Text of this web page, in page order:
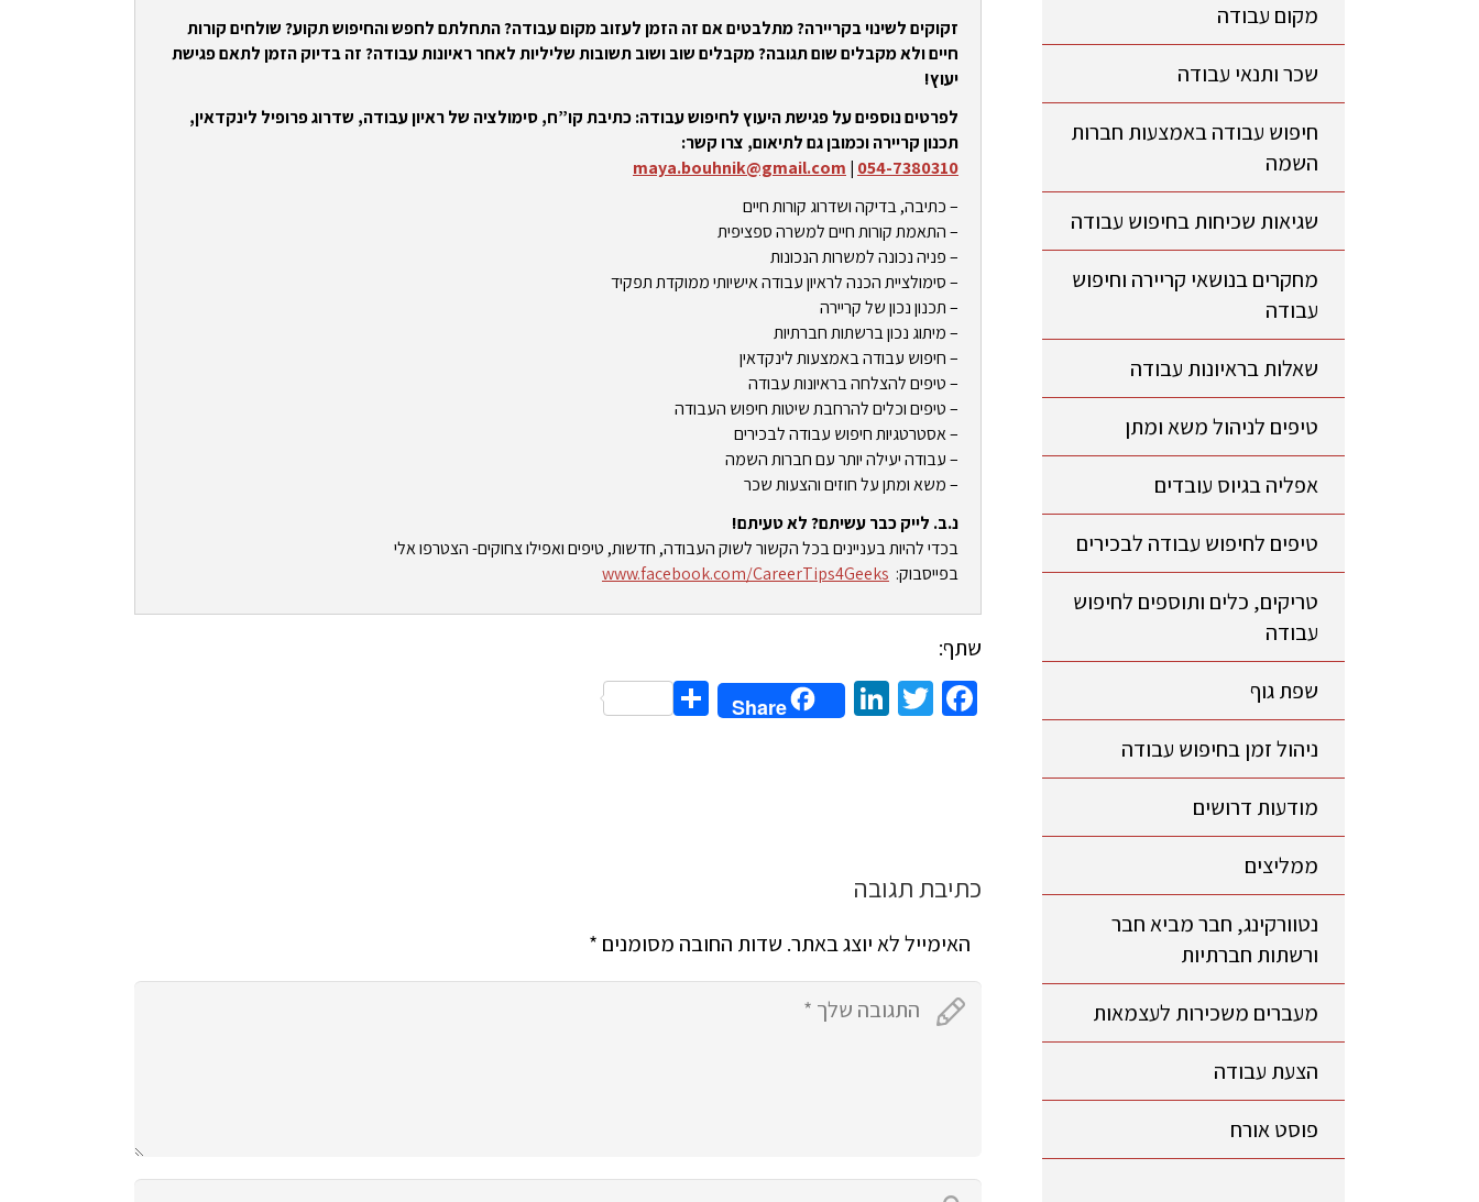
זקוקים לשינוי בקריירה? מתלבטים אם זה הזמן לעזוב מקום עבודה? התחלתם לחפש והחיפוש תקוע? שולחים קורות
חיים ולא מקבלים שום תגובה? מקבלים שוב ושוב תשובות שליליות לאחר ראיונות עבודה? זה בדיוק הזמן לתאם פגישת
יעוץ!
לפרטים נוספים על פגישת היעוץ לחיפוש עבודה: כתיבת קו”ח, סימולציה של ראיון עבודה, שדרוג פרופיל לינקדאין,
תכנון קריירה וכמובן גם לתיאום, צרו קשר:
054-7380310
|
maya.bouhnik@gmail.com
– כתיבה, בדיקה ושדרוג קורות חיים
– התאמת קורות חיים למשרה ספציפית
– פניה נכונה למשרות הנכונות
– סימולציית הכנה לראיון עבודה אישיותי ממוקדת תפקיד
– תכנון נכון של קריירה
– מיתוג נכון ברשתות חברתיות
– חיפוש עבודה באמצעות לינקדאין
– טיפים להצלחה בראיונות עבודה
– טיפים וכלים להרחבת שיטות חיפוש העבודה
– אסטרטגיות חיפוש עבודה לבכירים
– עבודה יעילה יותר עם חברות השמה
– משא ומתן על חוזים והצעות שכר
נ.ב. לייק כבר עשיתם? לא טעיתם!
בכדי להיות בעניינים בכל הקשור לשוק העבודה, חדשות, טיפים ואפילו צחוקים- הצטרפו אלי
בפייסבוק: www.facebook.com/CareerTips4Geeks
שתף:
Facebook
Twitter
LinkedIn
Share
Share
כתיבת תגובה
האימייל לא יוצג באתר. שדות החובה מסומנים *
מקום עבודה
שכר ותנאי עבודה
חיפוש עבודה באמצעות חברות
השמה
שגיאות שכיחות בחיפוש עבודה
מחקרים בנושאי קריירה וחיפוש
עבודה
שאלות בראיונות עבודה
טיפים לניהול משא ומתן
אפליה בגיוס עובדים
טיפים לחיפוש עבודה לבכירים
טריקים, כלים ותוספים לחיפוש
עבודה
שפת גוף
ניהול זמן בחיפוש עבודה
מודעות דרושים
ממליצים
נטוורקינג, חבר מביא חבר
ורשתות חברתיות
מעברים משכירות לעצמאות
הצעת עבודה
פוסט אורח